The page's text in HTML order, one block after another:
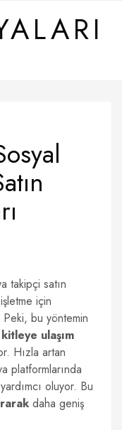
takipçi satın
için
bu yöntemin
ulaşım
Hızla artan
platformlarında
oluyor. Bu
daha geniş